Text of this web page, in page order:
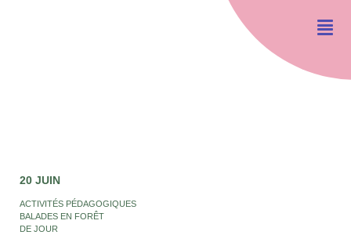
20 JUIN
ACTIVITÉS PÉDAGOGIQUES
BALADES EN FORÊT
DE JOUR